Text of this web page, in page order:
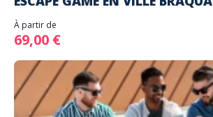
À partir de
69,00 €